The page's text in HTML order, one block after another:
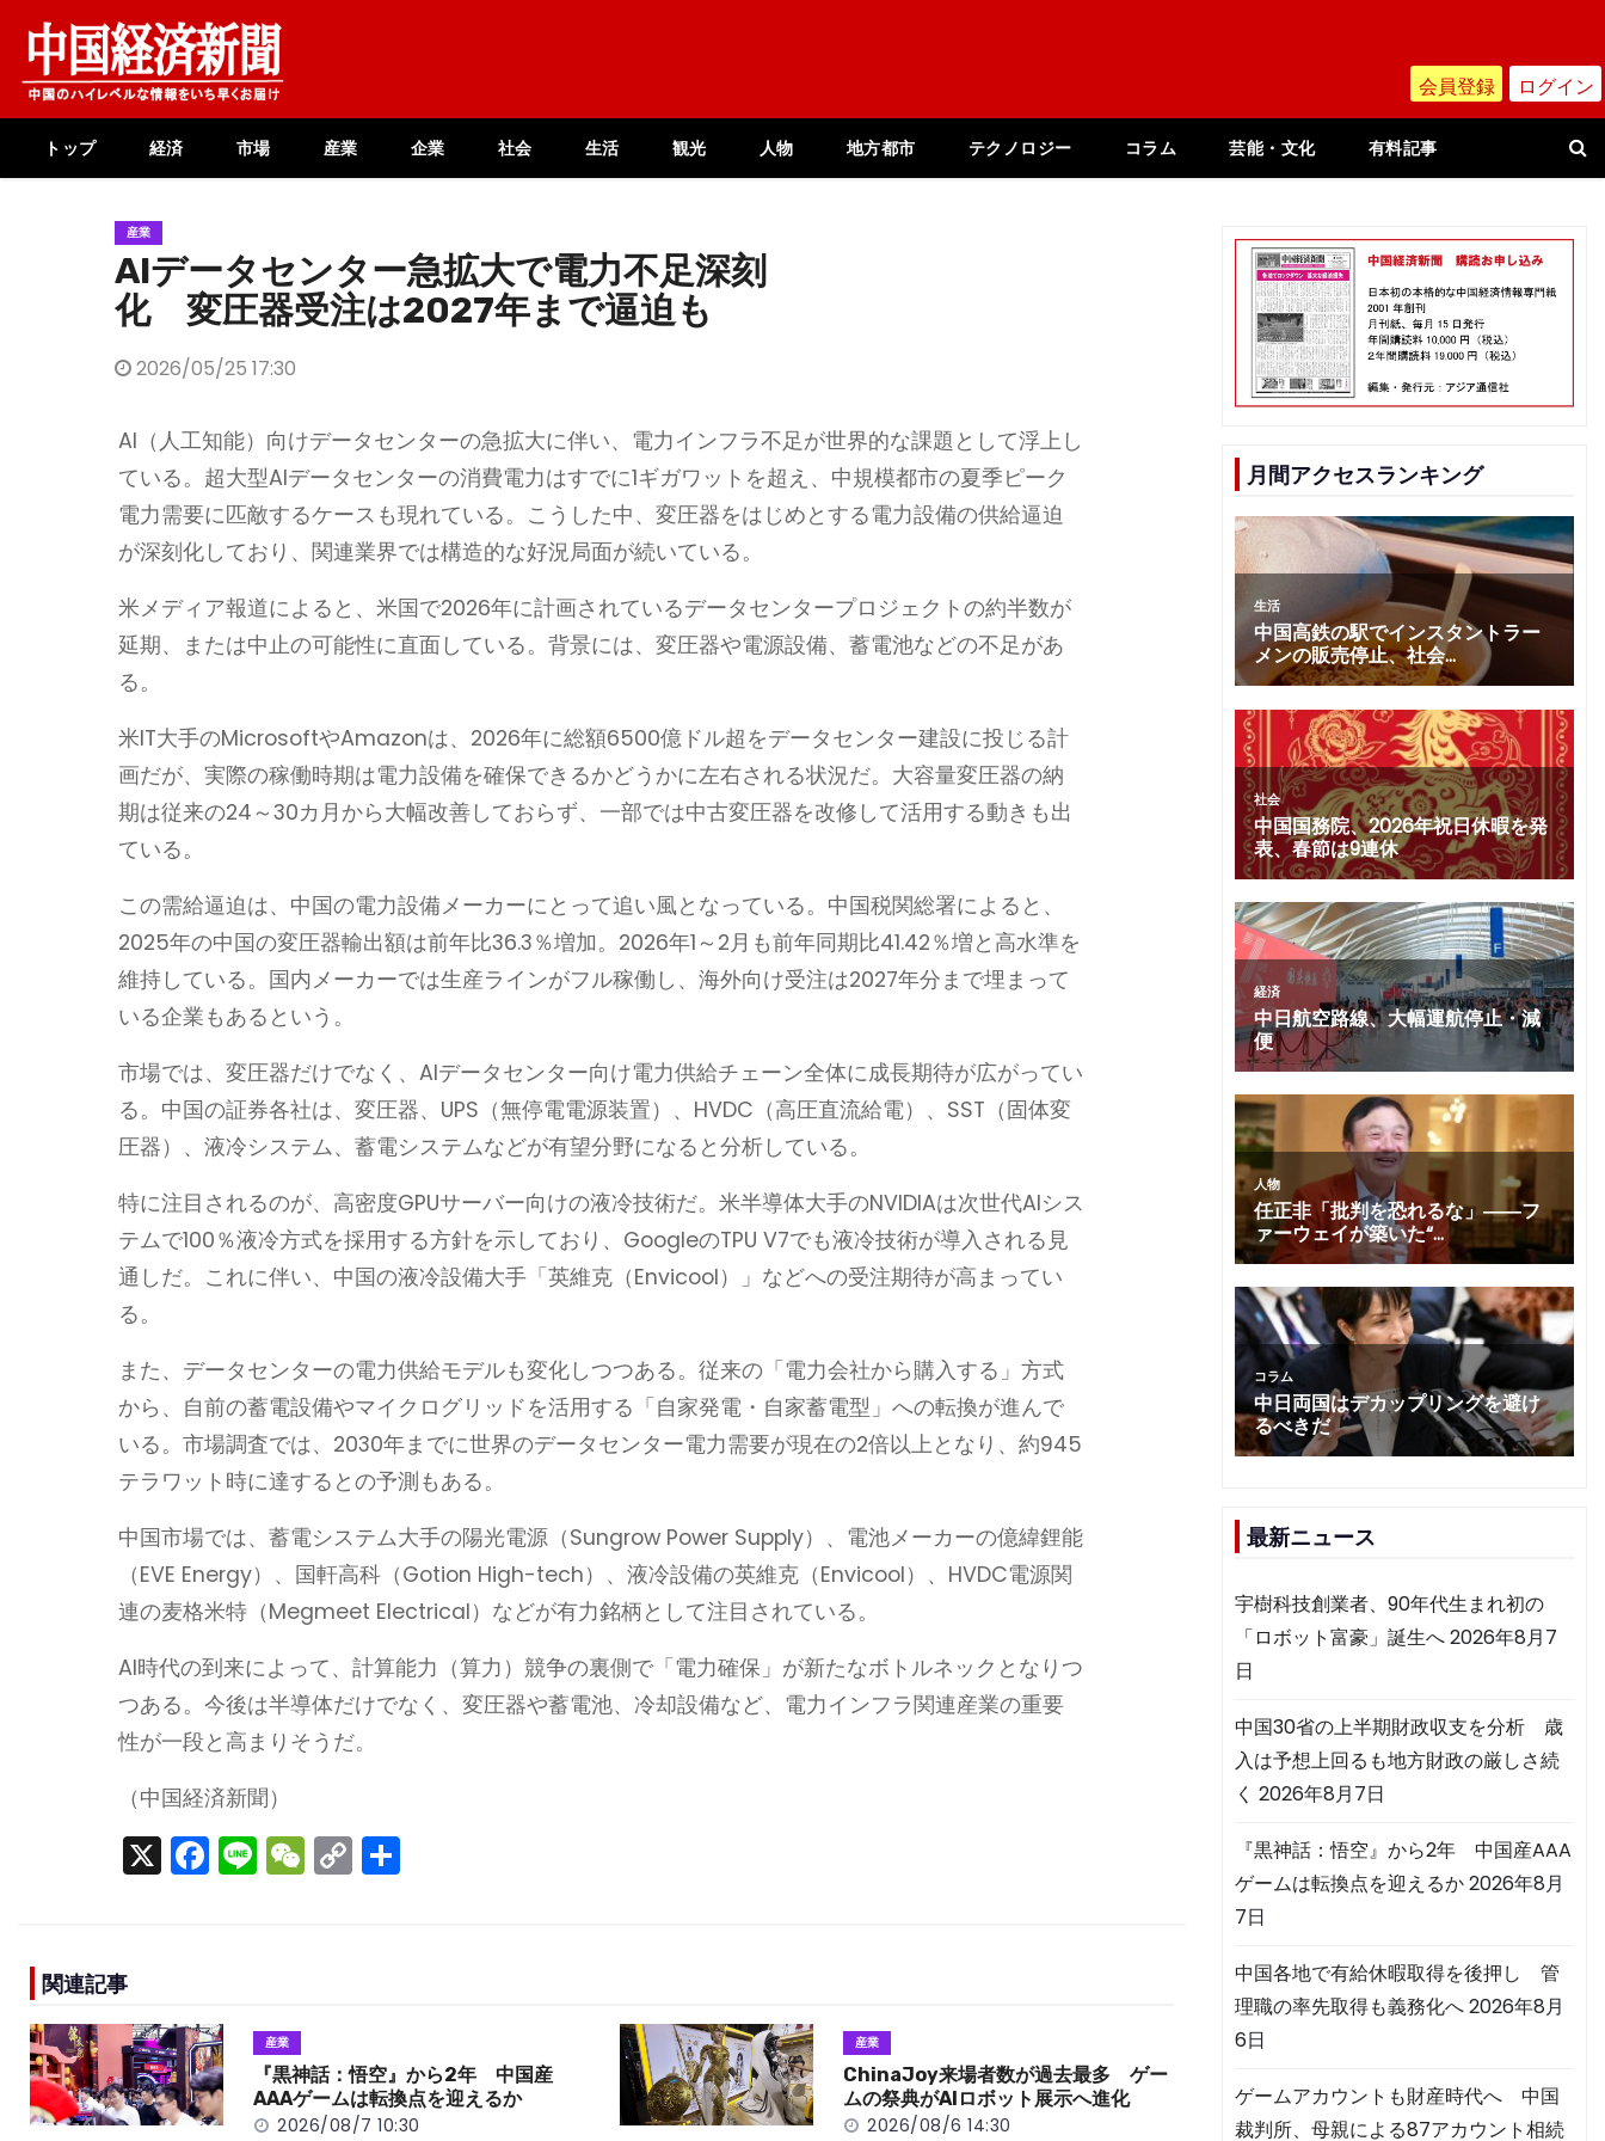
content
会員登録 ログイン
トップ 経済 市場 産業 企業 社会 生活 観光 人物 地方都市 テクノロジー コラム 芸能・文化 有料記事
産業
AIデータセンター急拡大で電力不足深刻
化 変圧器受注は2027年まで逼迫も
2026/05/25 17:30
AI（人工知能）向けデータセンターの急拡大に伴い、電力インフラ不足が世界的な課題として浮上し
ている。超大型AIデータセンターの消費電力はすでに1ギガワットを超え、中規模都市の夏季ピーク
電力需要に匹敵するケースも現れている。こうした中、変圧器をはじめとする電力設備の供給逼迫
が深刻化しており、関連業界では構造的な好況局面が続いている。
米メディア報道によると、米国で2026年に計画されているデータセンタープロジェクトの約半数が
延期、または中止の可能性に直面している。背景には、変圧器や電源設備、蓄電池などの不足があ
る。
米IT大手のMicrosoftやAmazonは、2026年に総額6500億ドル超をデータセンター建設に投じる計
画だが、実際の稼働時期は電力設備を確保できるかどうかに左右される状況だ。大容量変圧器の納
期は従来の24～30カ月から大幅改善しておらず、一部では中古変圧器を改修して活用する動きも出
ている。
この需給逼迫は、中国の電力設備メーカーにとって追い風となっている。中国税関総署によると、
2025年の中国の変圧器輸出額は前年比36.3％増加。2026年1～2月も前年同期比41.42％増と高水準を
維持している。国内メーカーでは生産ラインがフル稼働し、海外向け受注は2027年分まで埋まって
いる企業もあるという。
市場では、変圧器だけでなく、AIデータセンター向け電力供給チェーン全体に成長期待が広がってい
る。中国の証券各社は、変圧器、UPS（無停電電源装置）、HVDC（高圧直流給電）、SST（固体変
圧器）、液冷システム、蓄電システムなどが有望分野になると分析している。
特に注目されるのが、高密度GPUサーバー向けの液冷技術だ。米半導体大手のNVIDIAは次世代AIシス
テムで100％液冷方式を採用する方針を示しており、GoogleのTPU V7でも液冷技術が導入される見
通しだ。これに伴い、中国の液冷設備大手「英維克（Envicool）」などへの受注期待が高まってい
る。
また、データセンターの電力供給モデルも変化しつつある。従来の「電力会社から購入する」方式
から、自前の蓄電設備やマイクログリッドを活用する「自家発電・自家蓄電型」への転換が進んで
いる。市場調査では、2030年までに世界のデータセンター電力需要が現在の2倍以上となり、約945
テラワット時に達するとの予測もある。
中国市場では、蓄電システム大手の陽光電源（Sungrow Power Supply）、電池メーカーの億緯鋰能
（EVE Energy）、国軒高科（Gotion High-tech）、液冷設備の英維克（Envicool）、HVDC電源関
連の麦格米特（Megmeet Electrical）などが有力銘柄として注目されている。
AI時代の到来によって、計算能力（算力）競争の裏側で「電力確保」が新たなボトルネックとなりつ
つある。今後は半導体だけでなく、変圧器や蓄電池、冷却設備など、電力インフラ関連産業の重要
性が一段と高まりそうだ。
（中国経済新聞）
X F
a
o
o
k
Li
n
W
e
C
o
k
関連記事
産業
『黒神話：悟空』から2年 中国産
AAAゲームは転換点を迎えるか
2026/08/7 10:30
産業
ChinaJoy来場者数が過去最多 ゲー
ムの祭典がAIロボット展示へ進化
2026/08/6 14:30
月間アクセスランキング
最新ニュース
宇樹科技創業者、90年代生まれ初の
「ロボット富豪」誕生へ2026年8月7
日
中国30省の上半期財政収支を分析 歳
入は予想上回るも地方財政の厳しさ続
く 2026年8月7日
『黒神話：悟空』から2年 中国産AAA
ゲームは転換点を迎えるか2026年8月
7日
中国各地で有給休暇取得を後押し 管
理職の率先取得も義務化へ2026年8月
6日
ゲームアカウントも財産時代へ 中国
裁判所、母親による87アカウント相続